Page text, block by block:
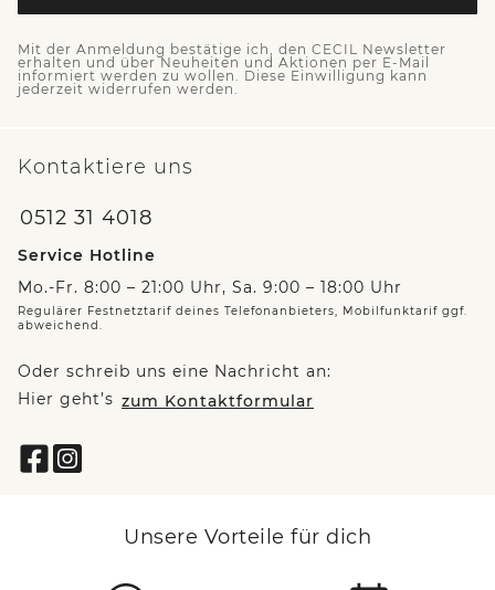
Mit der Anmeldung bestätige ich, den CECIL Newsletter
erhalten und über Neuheiten und Aktionen per E-Mail
informiert werden zu wollen. Diese Einwilligung kann
jederzeit widerrufen werden.
Kontaktiere uns
0512 31 4018
Service Hotline
Mo.-Fr. 8:00 – 21:00 Uhr, Sa. 9:00 – 18:00 Uhr
Regulärer Festnetztarif deines Telefonanbieters, Mobilfunktarif ggf.
abweichend.
Oder schreib uns eine Nachricht an:
Hier geht’s zum Kontaktformular
Unsere Vorteile für dich